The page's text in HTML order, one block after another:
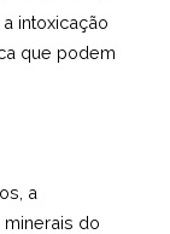
intoxicação
que podem
a
do